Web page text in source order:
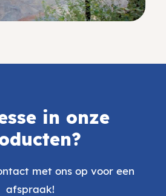
in onze
met ons op voor een
afspraak!